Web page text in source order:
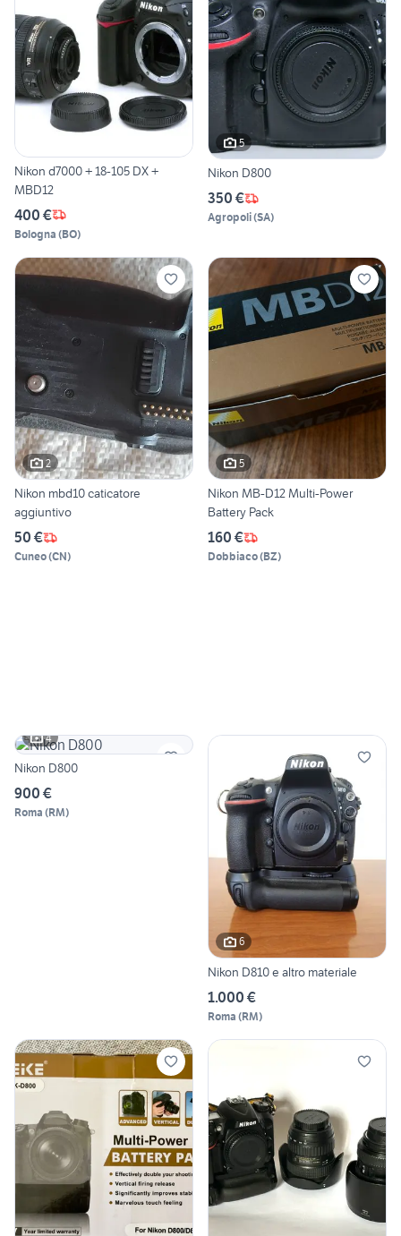
Nikon d7000 + 18-105 DX +
MBD12
400 €
Bologna (BO)
5
Nikon D800
350 €
Agropoli(SA)
2
Nikon mbd10 caticatore
aggiuntivo
50 €
Cuneo(CN)
5
Nikon MB-D12 Multi-Power
Battery Pack
160 €
Dobbiaco(BZ)
4
Nikon D800
900 €
Roma (RM)
6
Nikon D810 e altro materiale
1.000 €
Roma (RM)